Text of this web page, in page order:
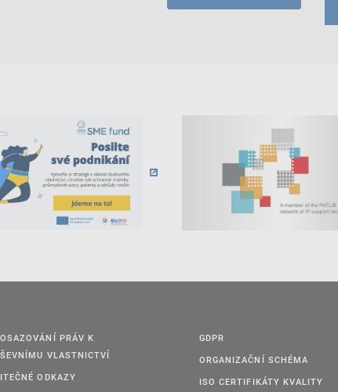
PRÁV K
VLASTNICTVÍ
ODKAZY
GDPR
ORGANIZAČNÍ SCHÉMA
ISO CERTIFIKÁTY KVALITY